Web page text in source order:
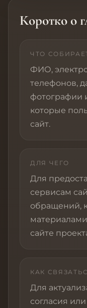
Коротко о
ЧТО
ФИО,
телефонов,
фотографии
которые
сайт.
ДЛЯ ЧЕГО
Для
сервисам
обращений,
сайте
КАК
Для
согласия